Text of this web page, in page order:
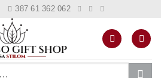
387 61 362 062